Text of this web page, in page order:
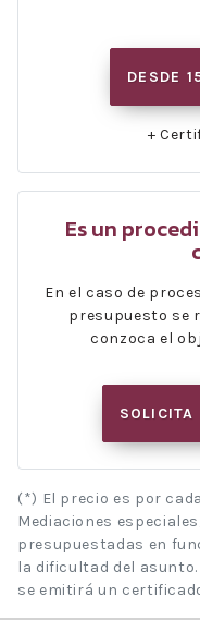
DESDE
+
Es un
En el caso de
presupuesto se
conzoca el
SOLICITA
(*) El precio es por
Mediaciones
presupuestadas en
la dificultad del
se emitirá un